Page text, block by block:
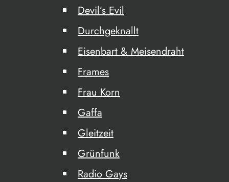
Devil’s Evil
Durchgeknallt
Eisenbart & Meisendraht
Frames
Frau Korn
Gaffa
Gleitzeit
Grünfunk
Radio Gays